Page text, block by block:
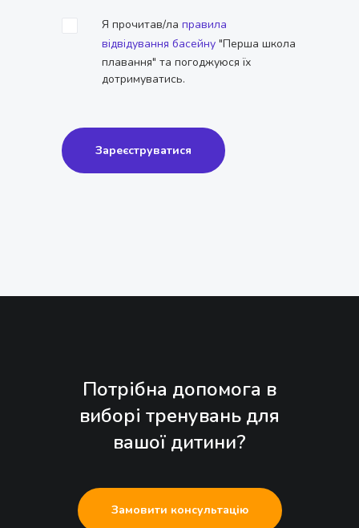
Я прочитав/лаправила
відвідування басейну "Перша школа
плавання" та погоджуюся їх
дотримуватись.
Зареєструватися
Потрібна допомога в
виборі тренувань для
вашої дитини?
Замовити консультацію